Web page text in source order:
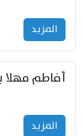
المزید
المزید